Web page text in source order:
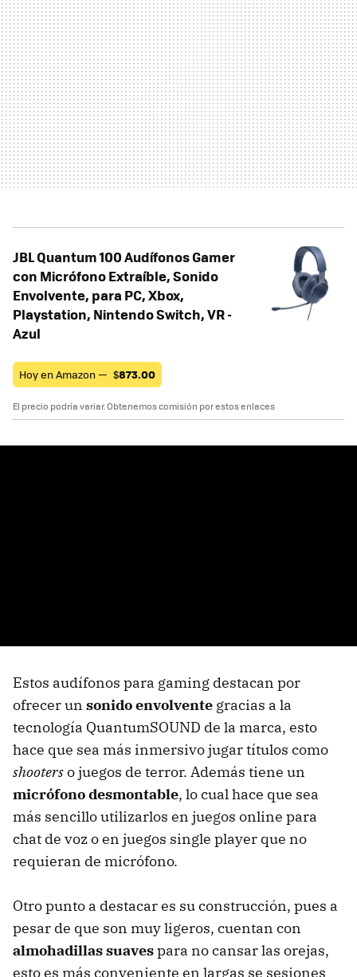
JBL Quantum 100 Audífonos Gamer
con Micrófono Extraíble, Sonido
Envolvente, para PC, Xbox,
Playstation, Nintendo Switch, VR -
Azul
Hoy en Amazon — $873.00
El precio podría variar. Obtenemos comisión por estos enlaces
Estos audífonos para gaming destacan por
ofrecer un sonido envolvente gracias a la
tecnología QuantumSOUND de la marca, esto
hace que sea más inmersivo jugar títulos como
shooterso juegos de terror. Además tiene un
micrófono desmontable, lo cual hace que sea
más sencillo utilizarlos en juegos online para
chat de voz o en juegos single player que no
requieran de micrófono.
Otro punto a destacar es su construcción, pues a
pesar de que son muy ligeros, cuentan con
almohadillas suavespara no cansar las orejas,
esto es más conveniente en largas se sesiones